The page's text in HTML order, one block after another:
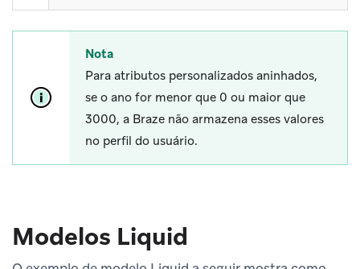
Nota
Para atributos personalizados aninhados,
se o ano for menor que 0 ou maior que
3000, a Braze não armazena esses valores
no perfil do usuário.
Modelos Liquid